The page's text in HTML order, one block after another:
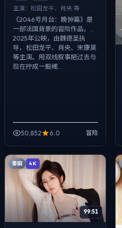
主演： 松田龙平、肖央 等
《2046号月台：晚钟篇》是
一部法国背景的冒险作品，
2025年公映，由魏德圣执
导，松田龙平、肖央、宋康昊
等主演。用双线叙事把过去与
现在拧成一股绳...
50,852 6.0 冒险
泰国 4K
99:51